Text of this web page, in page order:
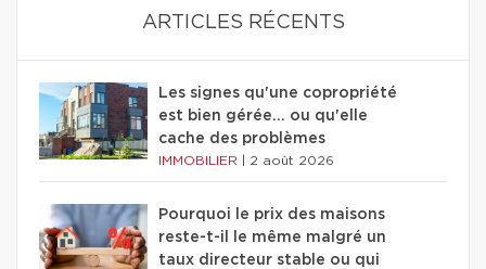
ARTICLES RÉCENTS
Les signes qu'une copropriété
est bien gérée… ou qu'elle
cache des problèmes
IMMOBILIER 2 août 2026
Pourquoi le prix des maisons
reste-t-il le même malgré un
taux directeur stable ou qui